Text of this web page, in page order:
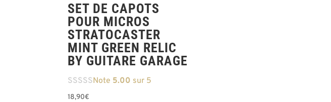
SET DE CAPOTS
POUR MICROS
STRATOCASTER
MINT GREEN RELIC
BY GUITARE GARAGE
Note 5.00 sur 5
18,90€